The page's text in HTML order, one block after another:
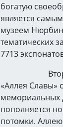
богатую
является
музеем
тематических
7713
Второй
«Аллея Славы»
мемориальных
пополняется
потомки.